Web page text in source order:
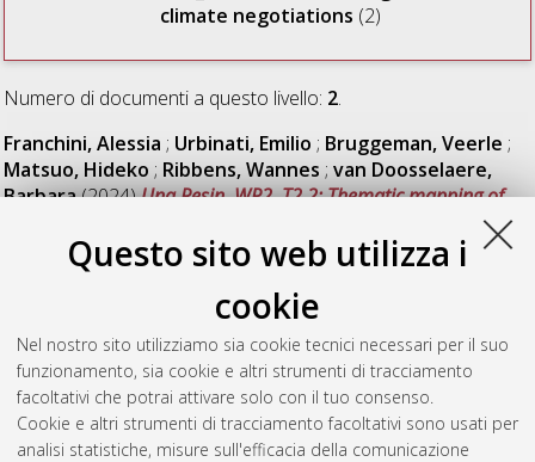
Questo sito web utilizza i
cookie
Nel nostro sito utilizziamo sia cookie tecnici necessari per il suo
funzionamento, sia cookie e altri strumenti di tracciamento
facoltativi che potrai attivare solo con il tuo consenso.
Cookie e altri strumenti di tracciamento facoltativi sono usati per
analisi statistiche, misure sull'efficacia della comunicazione
climate negotiations (2)
Numero di documenti a questo livello: 2.
Franchini, Alessia ; Urbinati, Emilio ; Bruggeman, Veerle ;
Matsuo, Hideko ; Ribbens, Wannes ;van Doosselaere,
Barbara(2024)Una.Resin, WP2, T2.2: Thematic mapping of
Research Infrastructures and Resources in the field of One
University of Bologna. DOI
10.6092/unibo/amsacta/7569. [Dataset]
Urbinati, Emilio;
Matsuo, Hideko;Ribbens, Wannes;van Doosselaere,
Barbara(2024) Una.Resin, WP2, T2.4: Co-creation workshop
on Research Infrastructures and Resources.University of
Bologna. DOI 10.6092/unibo/amsacta/7579. [Dataset]